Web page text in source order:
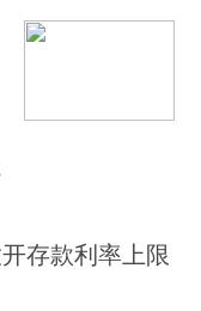
存款利率上限